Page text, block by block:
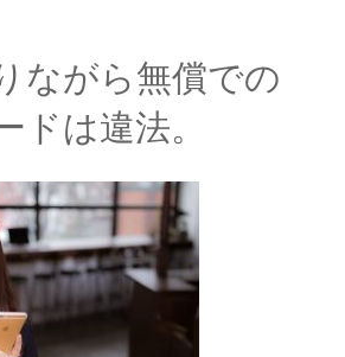
ながら無償での
ドは違法。